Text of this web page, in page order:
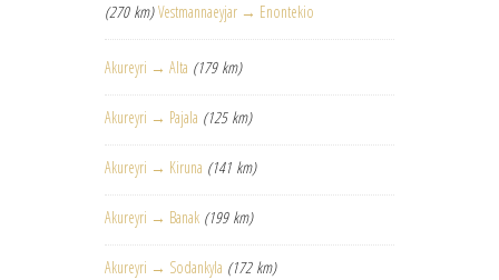
(270 km) Vestmannaeyjar → Enontekio
Akureyri → Alta (179 km)
Akureyri → Pajala (125 km)
Akureyri → Kiruna (141 km)
Akureyri → Banak (199 km)
Akureyri → Sodankyla (172 km)